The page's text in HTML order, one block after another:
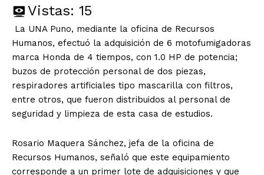
Vistas: 15
La UNA Puno, mediante la oficina de Recursos
Humanos, efectuó la adquisición de 6 motofumigadoras
marca Honda de 4 tiempos, con 1.0 HP de potencia;
buzos de protección personal de dos piezas,
respiradores artificiales tipo mascarilla con filtros,
entre otros, que fueron distribuidos al personal de
seguridad y limpieza de esta casa de estudios.
Rosario Maquera Sánchez, jefa de la oficina de
Recursos Humanos, señaló que este equipamiento
corresponde a un primer lote de adquisiciones y que